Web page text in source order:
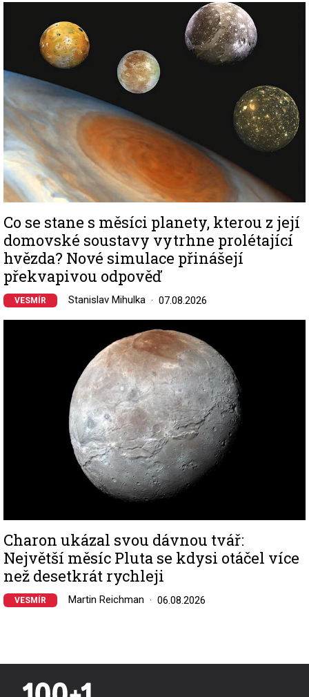
Co se stane s měsíci planety, kterou z její
domovské soustavy vytrhne prolétající
hvězda? Nové simulace přinášejí
překvapivou odpověď
VESMÍR Stanislav Mihulka 07.08.2026
Charon ukázal svou dávnou tvář:
Největší měsíc Pluta se kdysi otáčel více
než desetkrát rychleji
VESMÍR Martin Reichman 06.08.2026